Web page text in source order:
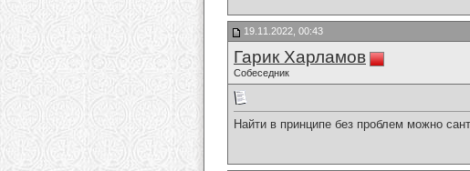
19.11.2022, 00:43
Гарик Харламов
Собеседник
Найти в принципе без проблем можно